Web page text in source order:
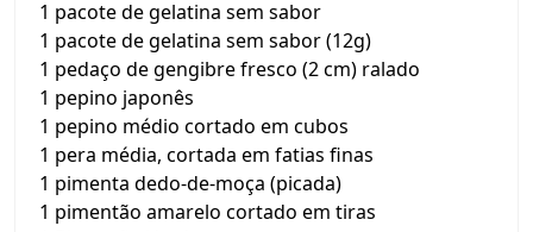
1 pacote de gelatina sem sabor
1 pacote de gelatina sem sabor (12g)
1 pedaço de gengibre fresco (2 cm) ralado
1 pepino japonês
1 pepino médio cortado em cubos
1 pera média, cortada em fatias finas
1 pimenta dedo-de-moça (picada)
1 pimentão amarelo cortado em tiras